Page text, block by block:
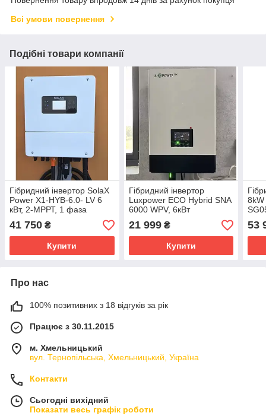
Всі умови повернення
Подібні товари компанії
Гібридний інвертор SolaX
Power X1-HYB-6.0- LV 6
кВт, 2-МРРТ, 1 фаза
41 750 ₴
Купити
Гібридний інвертор
Luxpower ECO Hybrid SNA
6000 WPV, 6кВт
21 999₴
Купити
53
Про нас
100% позитивних з 18 відгуків за рік
Працює з 30.11.2015
м. Хмельницький
вул. Тернопільська, Хмельницький, Україна
Контакти
Сьогодні вихідний
Показати весь графік роботи